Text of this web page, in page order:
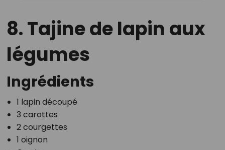
8. Tajine de lapin aux
légumes
Ingrédients
1 lapin découpé
3 carottes
2 courgettes
1 oignon